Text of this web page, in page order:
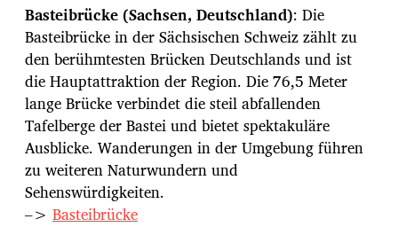
Basteibrücke (Sachsen, Deutschland): Die
Basteibrücke in der Sächsischen Schweiz zählt zu
den berühmtesten Brücken Deutschlands und ist
die Hauptattraktion der Region. Die 76,5 Meter
lange Brücke verbindet die steil abfallenden
Tafelberge der Bastei und bietet spektakuläre
Ausblicke. Wanderungen in der Umgebung führen
zu weiteren Naturwundern und
Sehenswürdigkeiten.
–> Basteibrücke